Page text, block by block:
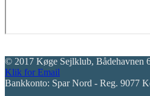
© 2017 Køge Sejlklub, Bådehavnen
Klik for Email
Bankkonto: Spar Nord - Reg. 9077